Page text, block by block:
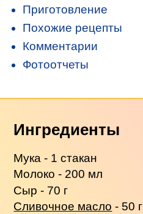
Приготовление
Похожие рецепты
Комментарии
Фотоотчеты
Ингредиенты
Мука - 1 стакан
Молоко - 200 мл
Сыр - 70 г
Сливочное масло - 50 г